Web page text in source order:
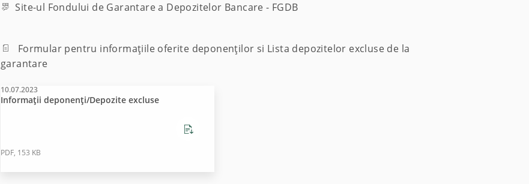
Site-ul Fondului de Garantare a Depozitelor Bancare - FGDB
Formular pentru informaţiile oferite deponenţilor si Lista depozitelor excluse de la
garantare
10.07.2023
Informații deponenți/Depozite excluse
PDF, 153 KB